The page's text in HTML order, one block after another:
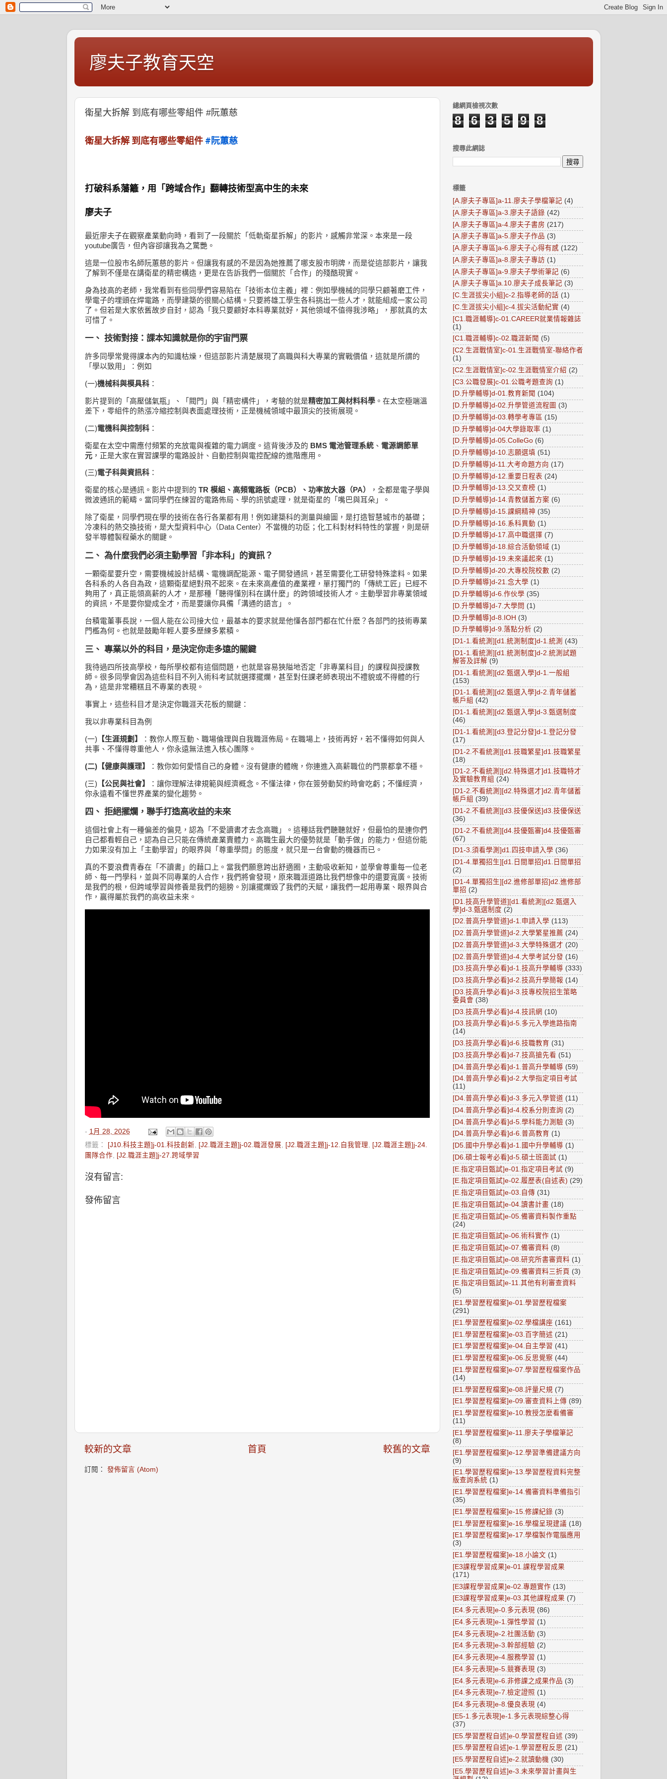
廖夫子教育天空
衛星大拆解 到底有哪些零組件 #阮蕙慈
衛星大拆解 到底有哪些零組件 #阮蕙慈
打破科系藩籬，用「跨域合作」翻轉技術型高中生的未來
廖夫子
最近廖夫子在觀察產業動向時，看到了一段關於「低軌衛星拆解」的影片，感觸非常深。本來是一段
youtube廣告，但內容卻讓我為之驚艷。
這是一位股市名師阮蕙慈的影片。但讓我有感的不是因為她推薦了哪支股市明牌，而是從這部影片，讓我
了解到不僅是在講衛星的精密構造，更是在告訴我們一個關於「合作」的殘酷現實。
身為技高的老師，我常看到有些同學們容易陷在「技術本位主義」裡：例如學機械的同學只顧著磨工件，
學電子的埋頭在焊電路，而學建築的很關心結構。只要將雄工學生各科挑出一些人才，就能組成一家公司
了。但若是大家依舊故步自封，認為「我只要顧好本科專業就好，其他領域不值得我涉略」，那就真的太
可惜了。
一、 技術對接：課本知識就是你的宇宙門票
許多同學常覺得課本內的知識枯燥，但這部影片清楚展現了高職與科大專業的實戰價值，這就是所謂的
「學以致用」：例如
(一)機械科與模具科：
影片提到的「高壓儲氣瓶」、「閥門」與「精密構件」，考驗的就是精密加工與材料科學。在太空極端溫
差下，零組件的熱漲冷縮控制與表面處理技術，正是機械領域中最頂尖的技術展現。
(二)電機科與控制科：
衛星在太空中需應付頻繁的充放電與複雜的電力調度。這背後涉及的 BMS 電池管理系統、 電源調節單
元，正是大家在實習課學的電路設計、自動控制與電控配線的進階應用。
(三)電子科與資訊科：
衛星的核心是通訊。影片中提到的 TR 模組、高頻電路板（PCB）、功率放大器（PA）
，全都是電子學與
微波通訊的範疇。當同學們在練習的電路佈局、學的訊號處理，就是衛星的「嘴巴與耳朵」。
除了衛星，同學們現在學的技術在各行各業都有用！例如建築科的測量與繪圖，是打造智慧城市的基礎；
冷凍科的熱交換技術，是大型資料中心（Data Center）不當機的功臣； 化工科對材料特性的掌握，則是研
發半導體製程藥水的關鍵。
二、 為什麼我們必須主動學習「非本科」的資訊？
一顆衛星要升空，需要機械設計結構、電機調配能源、電子開發通訊，甚至需要化工研發特殊塗料。如果
各科系的人各自為政，這顆衛星絕對飛不起來。在未來高產值的產業裡，單打獨鬥的「傳統工匠」已經不
夠用了，真正能領高薪的人才，是那種「聽得懂別科在講什麼」的跨領域技術人才。主動學習非專業領域
的資訊，不是要你變成全才，而是要讓你具備「溝通的語言」。
台積電董事長說，一個人能在公司接大位，最基本的要求就是他懂各部門都在忙什麽？各部門的技術專業
門檻為何。也就是鼓勵年輕人要多歷練多累積。
三、 專業以外的科目，是決定你走多遠的關鍵
我待過四所技高學校，每所學校都有這個問題，也就是容易狹隘地否定「非專業科目」的課程與授課教
師。很多同學會因為這些科目不列入術科考試就選擇擺爛，甚至對任課老師表現出不禮貌或不得體的行
為，這是非常糟糕且不專業的表現。
事實上，這些科目才是決定你職涯天花板的關鍵：
我以非專業科目為例
(一) 【生涯規劃】
：教你人際互動、職場倫理與自我職涯佈局。在職場上，技術再好，若不懂得如何與人
共事、不懂得尊重他人，你永遠無法進入核心團隊。
(二)【健康與護理】 ：教你如何愛惜自己的身體。沒有健康的體魄，你連進入高薪職位的門票都拿不穩。
(三) 【公民與社會】
：讓你理解法律規範與經濟概念。不懂法律，你在簽勞動契約時會吃虧；不懂經濟，
你永遠看不懂世界產業的變化趨勢。
四、 拒絕擺爛，聯手打造高收益的未來
這個社會上有一種偏差的偏見，認為「不愛讀書才去念高職」。這種話我們聽聽就好，但最怕的是連你們
自己都看輕自己，認為自己只能在傳統產業賣體力。高職生最大的優勢就是「動手做」的能力，但這份能
力如果沒有加上「主動學習」的眼界與「尊重學問」的態度，就只是一台會動的機器而已。
真的不要浪費青春在「不讀書」的藉口上。當我們願意跨出舒適圈，主動吸收新知，並學會尊重每一位老
師、每一門學科，並與不同專業的人合作，我們將會發現，原來職涯道路比我們想像中的還要寬廣。技術
是我們的根，但跨域學習與修養是我們的翅膀。別讓擺爛毀了我們的天賦，讓我們一起用專業、眼界與合
作，贏得屬於我們的高收益未來。
- 1月 28, 2026
標籤：
[J10.科技主題]j-01.科技創新, [J2.職涯主題]j-02.職涯發展, [J2.職涯主題]j-12.自我管理, [J2.職涯主題]j-24.
團隊合作, [J2.職涯主題]j-27.跨域學習
沒有留言:
發佈留言
較新的文章 較舊的文章
首頁
訂閱： 發佈留言 (Atom)
總網頁檢視次數
8 6 3 5 9 8
搜尋此網誌
標籤
[A.廖夫子專區]a-11.廖夫子學檔筆記 (4)
[A.廖夫子專區]a-3.廖夫子語錄 (42)
[A.廖夫子專區]a-4.廖夫子書房 (217)
[A.廖夫子專區]a-5.廖夫子作品 (3)
[A.廖夫子專區]a-6.廖夫子心得有感 (122)
[A.廖夫子專區]a-8.廖夫子專訪 (1)
[A.廖夫子專區]a-9.廖夫子學術筆記 (6)
[A.廖夫子專區]a.10.廖夫子成長筆記 (3)
[C.生涯拔尖小組]c-2.指導老師的話 (1)
[C.生涯拔尖小組]c-4.拔尖活動紀實 (4)
[C1.職涯輔導]c-01.CAREER就業情報雜誌
(1)
[C1.職涯輔導]c-02.職涯新聞 (5)
[C2.生涯戰情室]c-01.生涯戰情室-聯絡作者
(1)
[C2.生涯戰情室]c-02.生涯戰情室介紹 (2)
[C3.公職發展]c-01.公職考題查詢 (1)
[D.升學輔導]d-01.教育新聞 (104)
[D.升學輔導]d-02.升學管道流程圖 (3)
[D.升學輔導]d-03.轉學考專區 (15)
[D.升學輔導]d-04大學錄取率 (1)
[D.升學輔導]d-05.ColleGo (6)
[D.升學輔導]d-10.志願選填 (51)
[D.升學輔導]d-11.大考命題方向 (17)
[D.升學輔導]d-12.重要日程表 (24)
[D.升學輔導]d-13.交叉查榜 (1)
[D.升學輔導]d-14.青教儲蓄方案 (6)
[D.升學輔導]d-15.課綱精神 (35)
[D.升學輔導]d-16.系科異動 (1)
[D.升學輔導]d-17.高中職選擇 (7)
[D.升學輔導]d-18.綜合活動領域 (1)
[D.升學輔導]d-19.未來議起來 (1)
[D.升學輔導]d-20.大專校院校數 (2)
[D.升學輔導]d-21.念大學 (1)
[D.升學輔導]d-6.作伙學 (35)
[D.升學輔導]d-7.大學問 (1)
[D.升學輔導]d-8.IOH (3)
[D.升學輔導]d-9.落點分析 (2)
[D1-1.看統測][d1.統測制度]d-1.統測 (43)
[D1-1.看統測][d1.統測制度]d-2.統測試題
解答及詳解 (9)
[D1-1.看統測][d2.甄選入學]d-1.一般組
(153)
[D1-1.看統測][d2.甄選入學]d-2.青年儲蓄
帳戶組 (42)
[D1-1.看統測][d2.甄選入學]d-3.甄選制度
(46)
[D1-1.看統測][d3.登記分發]d-1.登記分發
(17)
[D1-2.不看統測][d1.技職繁星]d1.技職繁星
(18)
[D1-2.不看統測][d2.特殊選才]d1.技職特才
及實驗教育組 (24)
[D1-2.不看統測][d2.特殊選才]d2.青年儲蓄
帳戶組 (39)
[D1-2.不看統測][d3.技優保送]d3.技優保送
(36)
[D1-2.不看統測][d4.技優甄審]d4.技優甄審
(67)
[D1-3.須看學測]d1.四技申請入學 (36)
[D1-4.單獨招生][d1.日間單招]d1.日間單招
(2)
[D1-4.單獨招生][d2.進修部單招]d2.進修部
單招 (2)
[D1.技高升學管道][d1.看統測][d2.甄選入
學]d-3.甄選制度 (2)
[D2.普高升學管道]d-1.申請入學 (113)
[D2.普高升學管道]d-2.大學繁星推薦 (24)
[D2.普高升學管道]d-3.大學特殊選才 (20)
[D2.普高升學管道]d-4.大學考試分發 (16)
[D3.技高升學必看]d-1.技高升學輔導 (333)
[D3.技高升學必看]d-2.技高升學簡報 (14)
[D3.技高升學必看]d-3.技專校院招生策略
委員會 (38)
[D3.技高升學必看]d-4.技訊網 (10)
[D3.技高升學必看]d-5.多元入學進路指南
(14)
[D3.技高升學必看]d-6.技職教育 (31)
[D3.技高升學必看]d-7.技高搶先看 (51)
[D4.普高升學必看]d-1.普高升學輔導 (59)
[D4.普高升學必看]d-2.大學指定項目考試
(11)
[D4.普高升學必看]d-3.多元入學管道 (11)
[D4.普高升學必看]d-4.校系分則查詢 (2)
[D4.普高升學必看]d-5.學科能力測驗 (3)
[D4.普高升學必看]d-6.普高教育 (1)
[D5.國中升學必看]d-1.國中升學輔導 (1)
[D6.碩士報考必看]d-5.碩士班面試 (1)
[E.指定項目甄試]e-01.指定項目考試 (9)
[E.指定項目甄試]e-02.履歷表(自述表) (29)
[E.指定項目甄試]e-03.自傳 (31)
[E.指定項目甄試]e-04.讀書計畫 (18)
[E.指定項目甄試]e-05.備審資料製作重點
(24)
[E.指定項目甄試]e-06.術科實作 (1)
[E.指定項目甄試]e-07.備審資料 (8)
[E.指定項目甄試]e-08.研究所書審資料 (1)
[E.指定項目甄試]e-09.備審資料三折頁 (3)
[E.指定項目甄試]e-11.其他有利審查資料
(5)
[E1.學習歷程檔案]e-01.學習歷程檔案
(291)
[E1.學習歷程檔案]e-02.學檔講座 (161)
[E1.學習歷程檔案]e-03.百字簡述 (21)
[E1.學習歷程檔案]e-04.自主學習 (41)
[E1.學習歷程檔案]e-06.反思覺察 (44)
[E1.學習歷程檔案]e-07.學習歷程檔案作品
(14)
[E1.學習歷程檔案]e-08.評量尺規 (7)
[E1.學習歷程檔案]e-09.審查資料上傳 (89)
[E1.學習歷程檔案]e-10.教授怎麼看備審
(11)
[E1.學習歷程檔案]e-11.廖夫子學檔筆記
(8)
[E1.學習歷程檔案]e-12.學習準備建議方向
(9)
[E1.學習歷程檔案]e-13.學習歷程資料完整
版查詢系統 (1)
[E1.學習歷程檔案]e-14.備審資料準備指引
(35)
[E1.學習歷程檔案]e-15.修課紀錄 (3)
[E1.學習歷程檔案]e-16.學檔呈現建議 (18)
[E1.學習歷程檔案]e-17.學檔製作電腦應用
(3)
[E1.學習歷程檔案]e-18.小論文 (1)
[E3課程學習成果]e-01.課程學習成果
(171)
[E3課程學習成果]e-02.專題實作 (13)
[E3課程學習成果]e-03.其他課程成果 (7)
[E4.多元表現]e-0.多元表現 (86)
[E4.多元表現]e-1.彈性學習 (1)
[E4.多元表現]e-2.社團活動 (3)
[E4.多元表現]e-3.幹部經驗 (2)
[E4.多元表現]e-4.服務學習 (1)
[E4.多元表現]e-5.競賽表現 (3)
[E4.多元表現]e-6.非修課之成果作品 (3)
[E4.多元表現]e-7.檢定證照 (1)
[E4.多元表現]e-8.優良表現 (4)
[E5-1.多元表現]e-1.多元表現綜整心得
(37)
[E5.學習歷程自述]e-0.學習歷程自述 (39)
[E5.學習歷程自述]e-1.學習歷程反思 (21)
[E5.學習歷程自述]e-2.就讀動機 (30)
[E5.學習歷程自述]e-3.未來學習計畫與生